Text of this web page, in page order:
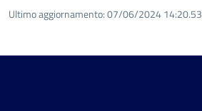
Ultimo aggiornamento:07/06/2024 14:20.53